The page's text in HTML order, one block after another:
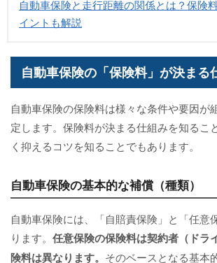
自動車保険と走行距離の関係とは？保険
イントも解説
自動車保険の「保険料」が決まる
自動車保険の保険料は様々な条件や要因が
定します。保険料が決まる仕組みを知るこ
く抑えるコツを知ることでもあります。
自動車保険の基本的な補償（種類）
自動車保険には、「自賠責保険」と「任意
ります。 任意保険の保険料は契約者（ドラ
険料は異なります。 そのベースとなる基本